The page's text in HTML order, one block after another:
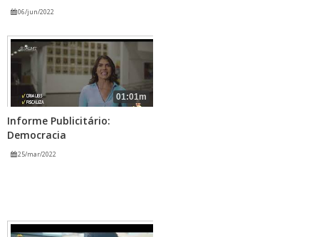
06/jun/2022
01:01m
Informe Publicitário:
Democracia
25/mar/2022